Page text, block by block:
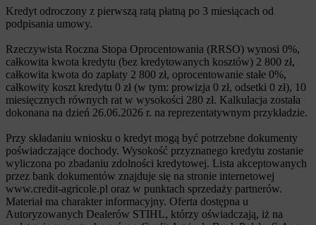
Kredyt odroczony z pierwszą ratą płatną po 3 miesiącach od
podpisania umowy.
Rzeczywista Roczna Stopa Oprocentowania (RRSO) wynosi 0%,
całkowita kwota kredytu (bez kredytowanych kosztów) 2 800 zł,
całkowita kwota do zapłaty 2 800 zł, oprocentowanie stałe 0%,
całkowity koszt kredytu 0 zł (w tym: prowizja 0 zł, odsetki 0 zł), 10
miesięcznych równych rat w wysokości 280 zł. Kalkulacja została
dokonana na dzień 26.06.2026 r. na reprezentatywnym przykładzie.
Przy składaniu wniosku o kredyt mogą być potrzebne dokumenty
poświadczające dochody. Wysokość przyznanego kredytu zostanie
wyliczona po zbadaniu zdolności kredytowej. Lista akceptowanych
przez bank dokumentów znajduje się na stronie internetowej
www.credit-agricole.pl oraz w punktach sprzedaży partnerów.
Materiał ma charakter informacyjny. Oferta dostępna u
Autoryzowanych Dealerów STIHL, którzy oświadczają, iż na